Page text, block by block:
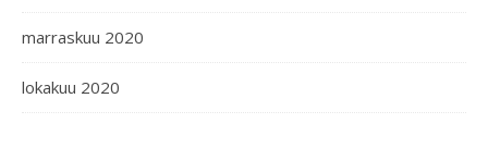
marraskuu 2020
lokakuu 2020